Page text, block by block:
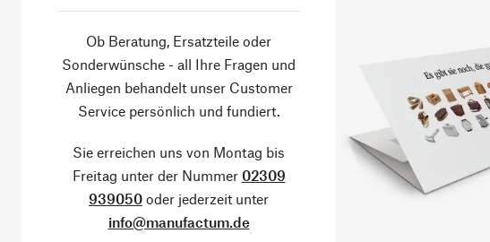
Ob Beratung, Ersatzteile oder
Sonderwünsche - all Ihre Fragen und
Anliegen behandelt unser Customer
Service persönlich und fundiert.
Sie erreichen uns von Montag bis
Freitag unter der Nummer 02309
939050 oder jederzeit unter
info@manufactum.de